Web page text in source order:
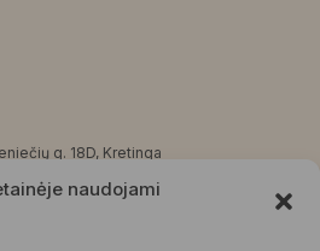
naudojami
g. 18D, Kretinga